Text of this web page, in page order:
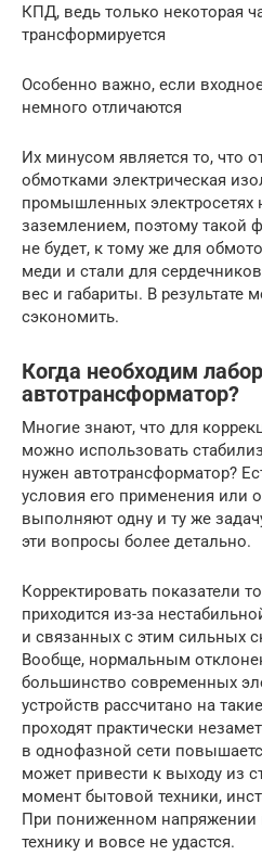
КПД, ведь только некоторая
трансформируется
Особенно важно, если
немного отличаются
Их минусом является то, что
обмотками электрическая
промышленных электросетях
заземлением, поэтому такой
не будет, к тому же для
меди и стали для
вес и габариты. В результате
сэкономить.
Когда необходим
автотрансформатор?
Многие знают, что для
можно использовать
нужен автотрансформатор?
условия его применения или
выполняют одну и ту же
эти вопросы более детально.
Корректировать показатели
приходится из-за
и связанных с этим сильных
Вообще, нормальным
большинство современных
устройств рассчитано на
проходят практически
в однофазной сети
может привести к выходу из
момент бытовой техники,
При пониженном
технику и вовсе не удастся.